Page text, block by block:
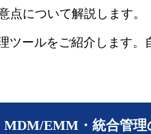
点について解説します。
ツールをご紹介します
EMM・統合管理